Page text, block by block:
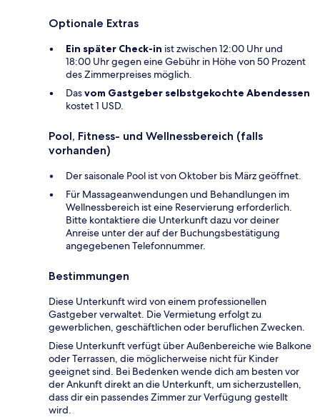
Optionale Extras
Ein später Check-in ist zwischen 12:00 Uhr und
18:00 Uhr gegen eine Gebühr in Höhe von 50 Prozent
des Zimmerpreises möglich.
Dasvom Gastgeber selbstgekochte Abendessen
kostet 1 USD.
Pool, Fitness- und Wellnessbereich (falls
vorhanden)
Der saisonale Pool ist von Oktober bis März geöffnet.
Für Massageanwendungen und Behandlungen im
Wellnessbereich ist eine Reservierung erforderlich.
Bitte kontaktiere die Unterkunft dazu vor deiner
Anreise unter der auf der Buchungsbestätigung
angegebenen Telefonnummer.
Bestimmungen
Diese Unterkunft wird von einem professionellen
Gastgeber verwaltet. Die Vermietung erfolgt zu
gewerblichen, geschäftlichen oder beruflichen Zwecken.
Diese Unterkunft verfügt über Außenbereiche wie Balkone
oder Terrassen, die möglicherweise nicht für Kinder
geeignet sind. Bei Bedenken wende dich am besten vor
der Ankunft direkt an die Unterkunft, um sicherzustellen,
dass dir ein passendes Zimmer zur Verfügung gestellt
wird.